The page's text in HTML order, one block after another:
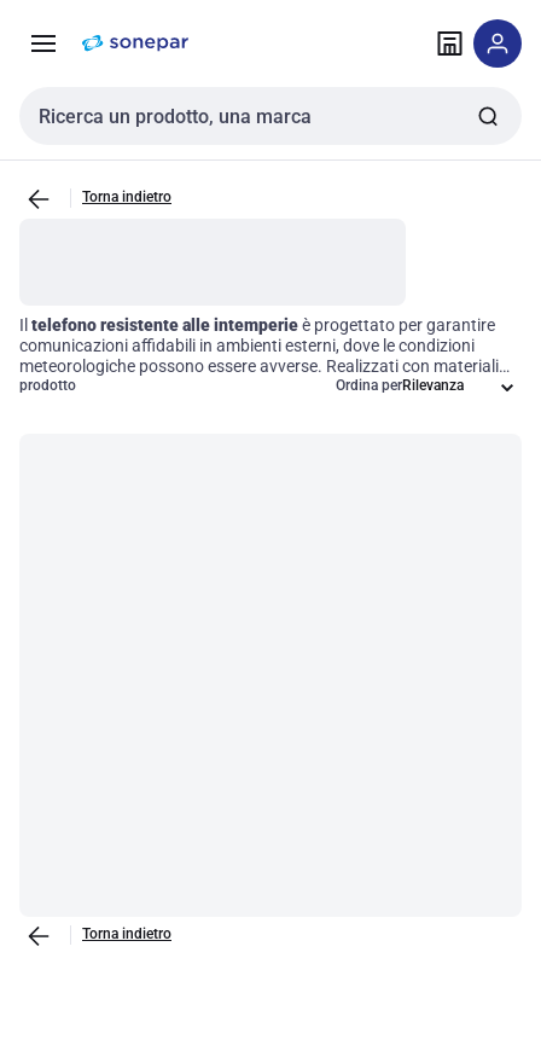
navigazione alla
Cerca input
Torna indietro
Il telefono resistente alle intemperieè progettato per garantire
comunicazioni affidabili in ambienti esterni, dove le condizioni
meteorologiche possono essere avverse. Realizzati con materiali
robusti, questi dispositivi offrono prestazioni ottimali anche in
prodotto Ordina per
Torna indietro